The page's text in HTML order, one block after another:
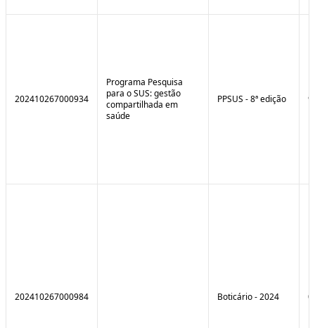
202410267000934
Programa Pesquisa
para o SUS: gestão
compartilhada em
saúde
PPSUS - 8ª edição
202410267000984 Boticário - 2024